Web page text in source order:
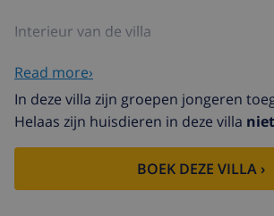
Interieur van de villa
villa met 2 woonlagen
woonkamer met air conditioning en
eetkamer met air conditioning
4 slaapkamers en 3 badkamers
Read more›
In deze villa zijn groepen jongeren
Helaas zijn huisdieren in deze villa
BOEK DEZE VILLA ›